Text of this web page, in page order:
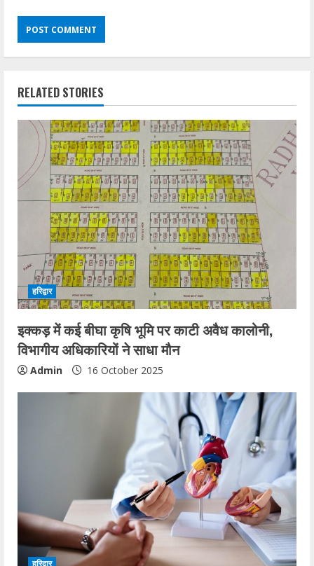
RELATED STORIES
हरिद्वार
इक्कड़ में कई बीघा कृषि भूमि पर काटी अवैध कालोनी,
विभागीय अधिकारियों ने साधा मौन
Admin 16 October 2025